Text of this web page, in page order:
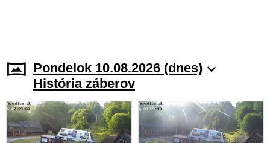
Pondelok 10.08.2026 (dnes)
História záberov